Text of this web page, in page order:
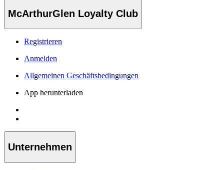
McArthurGlen Loyalty Club
Registrieren
Anmelden
Allgemeinen Geschäftsbedingungen
App herunterladen
Unternehmen